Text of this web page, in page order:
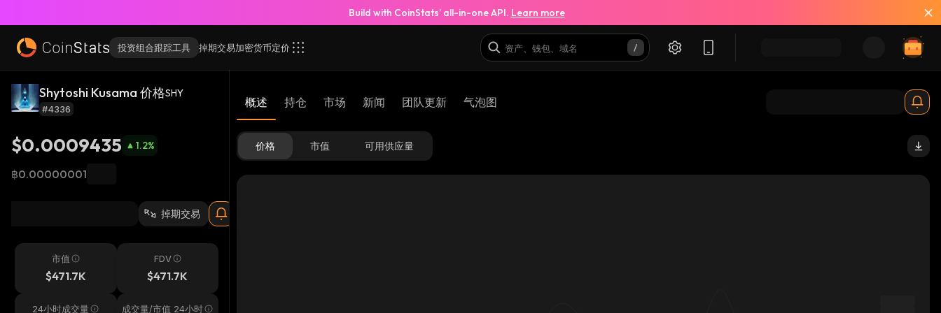
Build with CoinStats’ all-in-one API. Learn more
投资组合跟踪工具 掉期交易加密货币定价
Shytoshi Kusama 价格SHY
#4336
$0.0009435 1.2%
฿0.00000001
掉期交易
市值
$471.7K
FDV
$471.7K
24小时成交量 成交量/市值 24小时
概述 持仓 市场 新闻 团队更新 气泡图
价格 市值 可用供应量